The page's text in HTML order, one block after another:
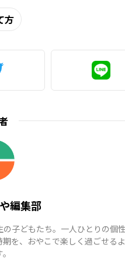
方
編集部
子どもたち。一人ひとりの個
を、おやこで楽しく過ごせるよ